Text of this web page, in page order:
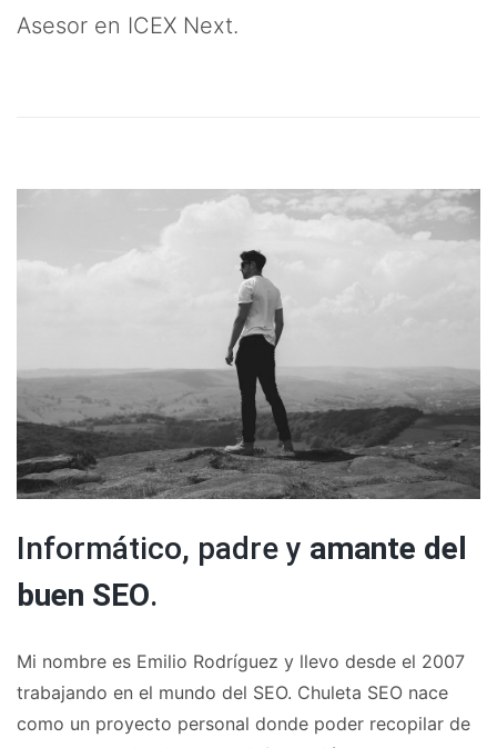
Asesor en ICEX Next.
Informático, padre y amante del
buen SEO.
Mi nombre es Emilio Rodríguez y llevo desde el 2007
trabajando en el mundo del SEO. Chuleta SEO nace
como un proyecto personal donde poder recopilar de